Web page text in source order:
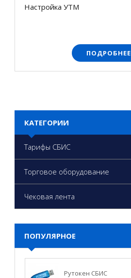
Настройка УТМ
ПОДРОБНЕЕ
КАТЕГОРИИ
Тарифы СБИС
Торговое оборудование
Чековая лента
ПОПУЛЯРНОЕ
Рутокен СБИС